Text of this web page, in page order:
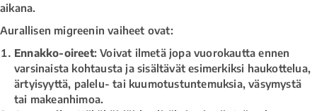
aikana.
Aurallisen migreenin vaiheet ovat:
Ennakko-oireet: Voivat ilmetä jopa vuorokautta ennen
varsinaista kohtausta ja sisältävät esimerkiksi haukottelua,
ärtyisyyttä, palelu- tai kuumotustuntemuksia, väsymystä
tai makeanhimoa.